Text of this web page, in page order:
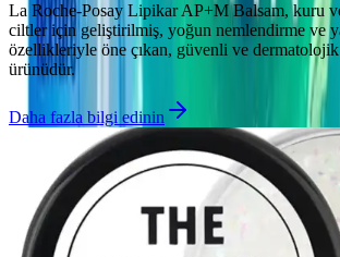
La Roche-Posay Lipikar AP+M Balsam, kuru
ciltler için geliştirilmiş, yoğun nemlendirme ve
özellikleriyle öne çıkan, güvenli ve
ürünüdür.
Daha fazla bilgi edinin